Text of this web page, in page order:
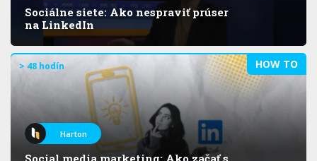
Sociálne siete: Ako nespraviť prúser
na LinkedIn
HOW TO
> 48 hodín
Harton